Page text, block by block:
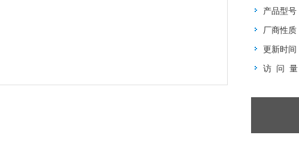
产品型号
厂商性质
更新时间
访 问 量